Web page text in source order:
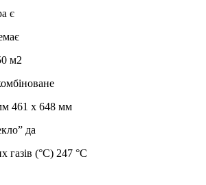
є
м2
461 x 648 мм
да
газів (°C) 247 °C